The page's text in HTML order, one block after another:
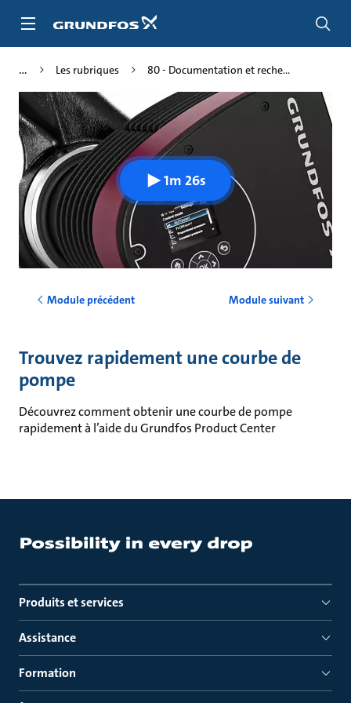
Les rubriques 80 - Documentation et reche...
1m 26s
Module précédent Module suivant
Trouvez rapidement une courbe de
pompe
Découvrez comment obtenir une courbe de pompe
rapidement à l’aide du Grundfos Product Center
Produits et services
Assistance
Formation